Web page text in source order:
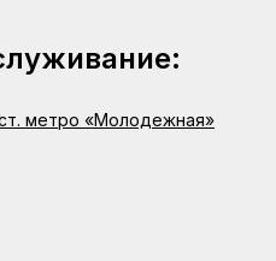
метро «Молодежная»